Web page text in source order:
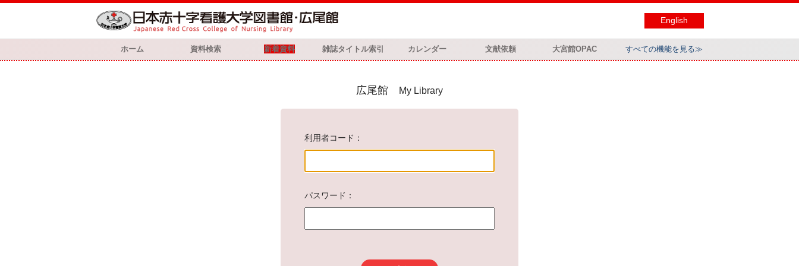
English
ホーム 資料検索 新着資料 雑誌タイトル索引 カレンダー 文献依頼 大宮館OPAC すべての機能を見る≫
広尾館 My Library
利用者コード
パスワード